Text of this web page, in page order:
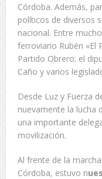
Córdoba. Además,
políticos de diversos
nacional. Entre
ferroviario Rubén «El
Partido Obrero; el
Caño y varios
Desde Luz y Fuerza
nuevamente la lucha
una importante
movilización.
Al frente de la
Córdoba, estuvo n